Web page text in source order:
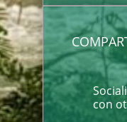
con